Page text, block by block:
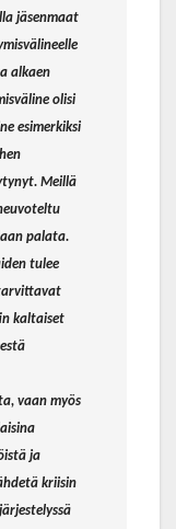
jäsenmaat
alkaen
olisi
esimerkiksi
Meillä
palata.
tulee
kaltaiset
vaan myös
ja
kriisin